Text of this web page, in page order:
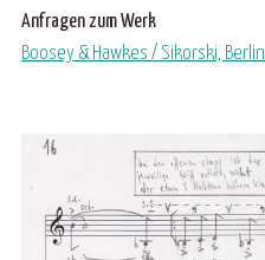
Anfragen zum Werk
Boosey & Hawkes / Sikorski, Berlin